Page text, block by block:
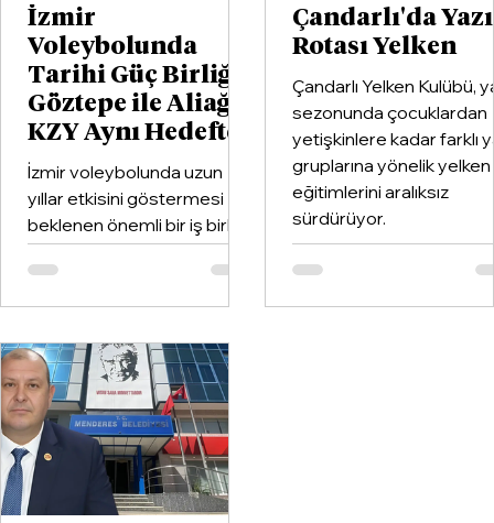
İzmir
Voleybolunda
Tarihi Güç Birliği:
Göztepe ile Aliağa
KZY Aynı Hedefte
İzmir voleybolunda uzun
yıllar etkisini göstermesi
beklenen önemli bir iş birliği
hayata geçirildi. Kentin köklü
kulüplerinden Göztepe
Spor Kulübü ile İzmir'in en
organizasyonlarından
Aliağa KZY Spor Kulübü,
voleybol branşında güçlerini
birleştiren kapsamlı bir iş
birliği protokolüne imza attı.
Çandarlı'da
Rotası Yelken
Çandarlı Yelken Kulübü,
sezonunda çocuklardan
yetişkinlere kadar farklı
gruplarına yönelik yelken
eğitimlerini aralıksız
sürdürüyor.